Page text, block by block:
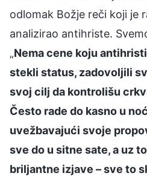
odlomak Božje reči koji je
analizirao antihriste.
„Nema cene koju
stekli status, zadovoljili
svoj cilj da kontrolišu
Često rade do kasno u
uvežbavajući svoje
sve do u sitne sate, a uz
briljantne izjave – sve to